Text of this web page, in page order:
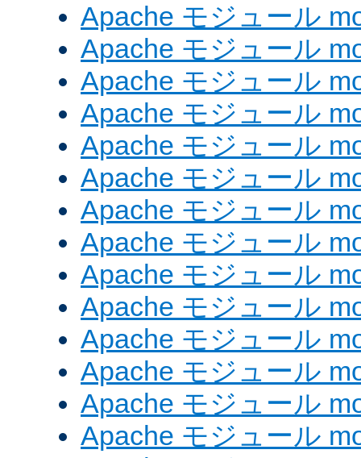
Apache モジュール
Apache モジュール
Apache モジュール
Apache モジュール
Apache モジュール
Apache モジュール
Apache モジュール
Apache モジュール
Apache モジュール
Apache モジュール
Apache モジュール
Apache モジュール
Apache モジュール
Apache モジュール